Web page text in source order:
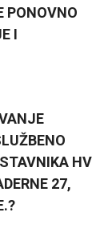
PONOVNO
I
HV
27,